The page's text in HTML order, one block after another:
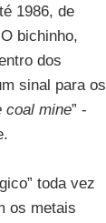
1986, de
bichinho,
dos
sinal para os
coal mine” -
toda vez
os metais